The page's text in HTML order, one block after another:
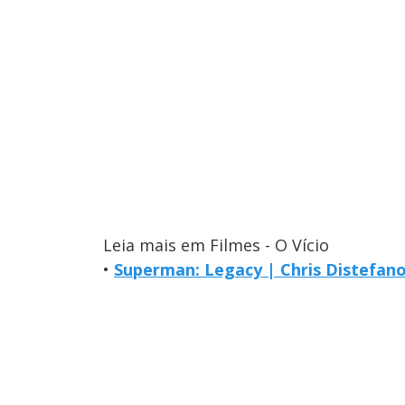
Leia mais em Filmes - O Vício
• Superman: Legacy | Chris